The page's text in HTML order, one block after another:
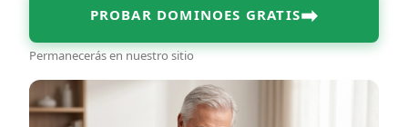
PROBAR DOMINOES GRATIS➡
Permanecerás en nuestro sitio